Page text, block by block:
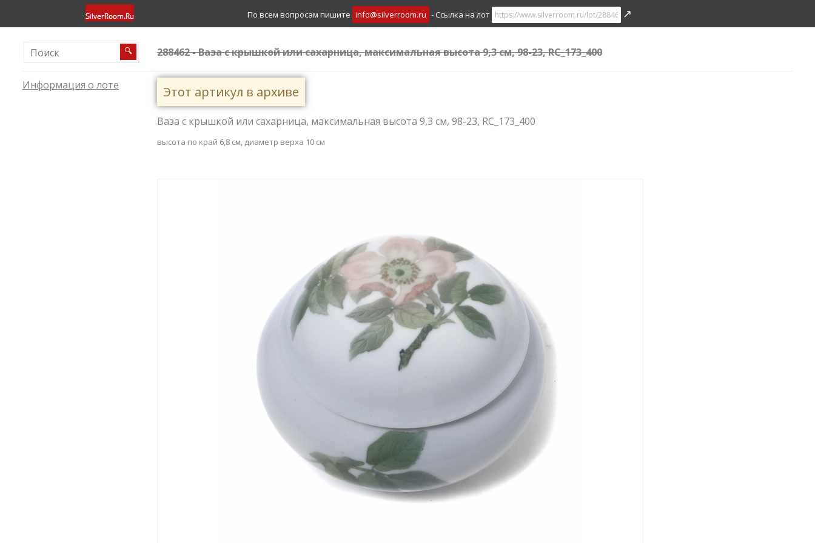
По всем вопросам пишите info@silverroom.ru - Ссылка на лот ↗
🔍 288462 - Ваза с крышкой или сахарница, максимальная высота 9,3 см, 98-23, RC_173_400
Информация о лоте Этот артикул в архиве
Ваза с крышкой или сахарница, максимальная высота 9,3 см, 98-23, RC_173_400
высота по край 6,8 см, диаметр верха 10 см